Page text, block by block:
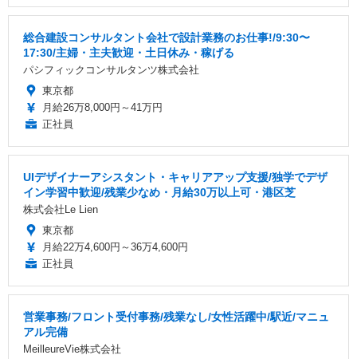
総合建設コンサルタント会社で設計業務のお仕事!/9:30〜
17:30/主婦・主夫歓迎・土日休み・稼げる
パシフィックコンサルタンツ株式会社
東京都
月給26万8,000円～41万円
正社員
UIデザイナーアシスタント・キャリアアップ支援/独学でデザ
イン学習中歓迎/残業少なめ・月給30万以上可・港区芝
株式会社Le Lien
東京都
月給22万4,600円～36万4,600円
正社員
営業事務/フロント受付事務/残業なし/女性活躍中/駅近/マニュ
アル完備
MeilleureVie株式会社